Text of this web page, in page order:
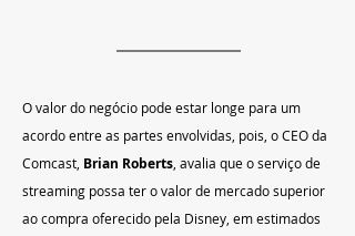
O valor do negócio pode estar longe para um
acordo entre as partes envolvidas, pois, o CEO da
Comcast, Brian Roberts , avalia que o serviço de
streaming possa ter o valor de mercado superior
ao compra oferecido pela Disney, em estimados